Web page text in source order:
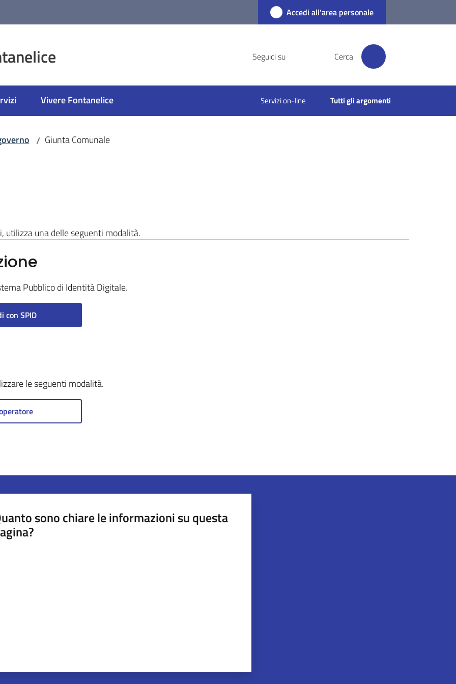
Accedi all'area personale
Seguici su Cerca
Vivere Fontanelice Servizi on-line Tutti gli argomenti
/ Giunta Comunale
utilizza una delle seguenti modalità.
Pubblico di Identità Digitale.
con SPID
le seguenti modalità.
sono chiare le informazioni su questa